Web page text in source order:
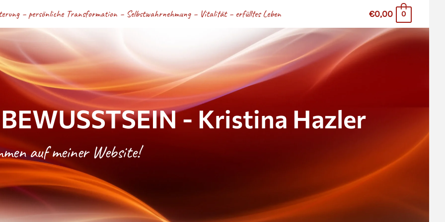
– persönliche Transformation – Selbstwahrnehmung – Vitalität – erfülltes Leben €0,00 0
- Kristina Hazler
auf meiner Website!